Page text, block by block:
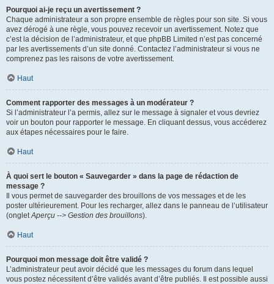
Pourquoi ai-je reçu un avertissement ?
Chaque administrateur a son propre ensemble de règles pour son site. Si vous
avez dérogé à une règle, vous pouvez recevoir un avertissement. Notez que
c’est la décision de l’administrateur, et que phpBB Limited n’est pas concerné
par les avertissements d’un site donné. Contactez l’administrateur si vous ne
comprenez pas les raisons de votre avertissement.
Haut
Comment rapporter des messages à un modérateur ?
Si l’administrateur l’a permis, allez sur le message à signaler et vous devriez
voir un bouton pour rapporter le message. En cliquant dessus, vous accéderez
aux étapes nécessaires pour le faire.
Haut
À quoi sert le bouton « Sauvegarder » dans la page de rédaction de
message ?
Il vous permet de sauvegarder des brouillons de vos messages et de les
poster ultérieurement. Pour les recharger, allez dans le panneau de l’utilisateur
(ongletAperçu --> Gestion des brouillons).
Haut
Pourquoi mon message doit être validé ?
L’administrateur peut avoir décidé que les messages du forum dans lequel
vous postez nécessitent d’être validés avant d’être publiés. Il est possible aussi